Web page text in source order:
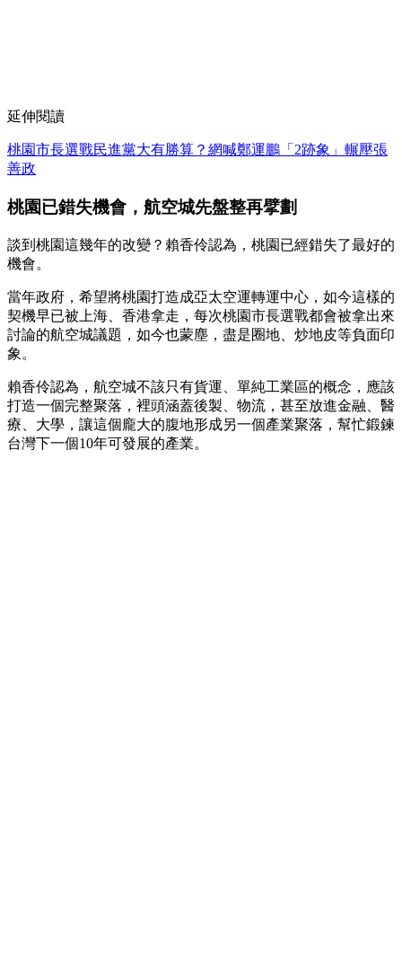
延伸閱讀
桃園市長選戰民進黨大有勝算？網喊鄭運鵬「2跡象」輾壓張
善政
桃園已錯失機會，航空城先盤整再擘劃
談到桃園這幾年的改變？賴香伶認為，桃園已經錯失了最好的
機會。
當年政府，希望將桃園打造成亞太空運轉運中心，如今這樣的
契機早已被上海、香港拿走，每次桃園市長選戰都會被拿出來
討論的航空城議題，如今也蒙塵，盡是圈地、炒地皮等負面印
象。
賴香伶認為，航空城不該只有貨運、單純工業區的概念，應該
打造一個完整聚落，裡頭涵蓋後製、物流，甚至放進金融、醫
療、大學，讓這個龐大的腹地形成另一個產業聚落，幫忙鍛鍊
台灣下一個10年可發展的產業。